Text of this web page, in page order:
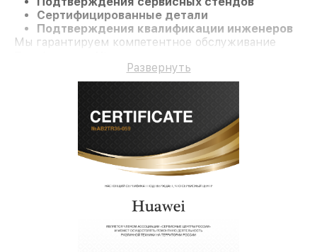
Сертифицированные детали
Подтверждения квалификации инженеров
Мы гарантируем компетентное обслуживание
Развернуть